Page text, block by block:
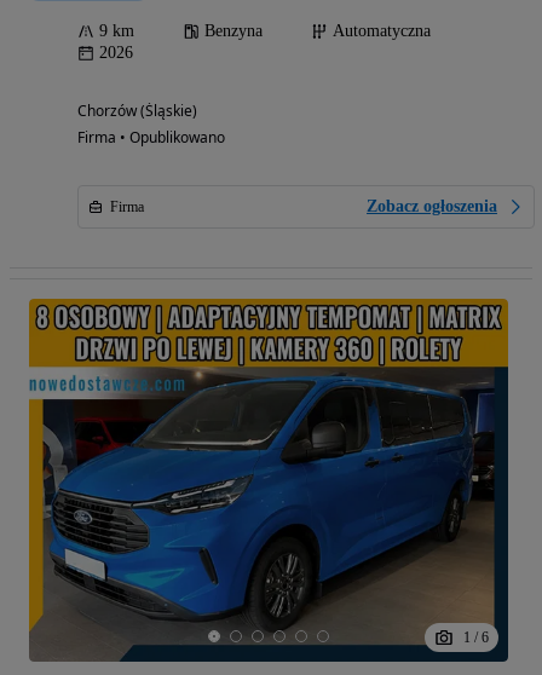
9 km Benzyna
Automatyczna
2026
Chorzów (Śląskie)
Firma • Opublikowano
Firma Zobacz ogłoszenia
1 / 6